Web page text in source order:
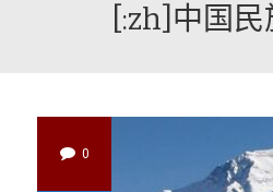
[:zh]中国民
0